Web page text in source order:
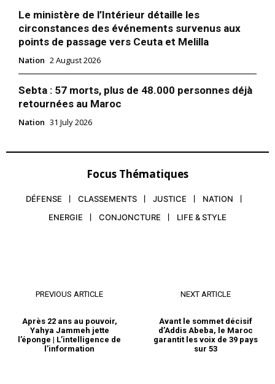
Le ministère de l’Intérieur détaille les
circonstances des événements survenus aux
points de passage vers Ceuta et Melilla
Nation 2 August 2026
Sebta : 57 morts, plus de 48.000 personnes déjà
retournées au Maroc
Nation 31 July 2026
Focus Thématiques
DÉFENSE CLASSEMENTS JUSTICE
NATION
ENERGIE
CONJONCTURE LIFE & STYLE
PREVIOUS ARTICLE
Après 22 ans au pouvoir,
Yahya Jammeh jette
l’éponge | L’intelligence de
l’information
NEXT ARTICLE
Avant le sommet décisif
d’Addis Abeba, le Maroc
garantit les voix de 39 pays
sur 53